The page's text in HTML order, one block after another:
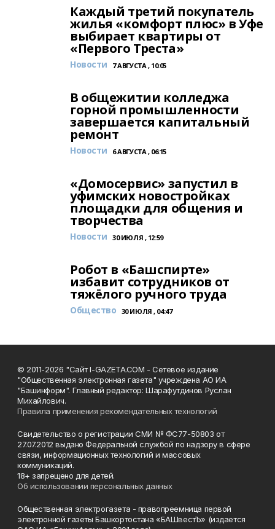
Каждый третий покупатель
жилья «комфорт плюс» в Уфе
выбирает квартиры от
«Первого Треста»
Новости 7 АВГУСТА , 10:05
В общежитии колледжа
горной промышленности
завершается капитальный
ремонт
Новости 6 АВГУСТА , 06:15
«Домосервис» запустил в
уфимских новостройках
площадки для общения и
творчества
Новости 30 ИЮЛЯ , 12:59
Робот в «Башспирте»
избавит сотрудников от
тяжёлого ручного труда
Общество 30 ИЮЛЯ , 04:47
© 2011-2026 "Сайт I-GAZETA.COM - Сетевое издание
"Общественная электронная газета" учреждена АО ИА
"Башинформ". Главный редактор: Шарафутдинов Руслан
Михайлович.
Правила применения рекомендательных технологий
Свидетельство о регистрации СМИ № ФС77-50803 от
27.07.2012 выдано Федеральной службой по надзору в сфере
связи, информационных технологий и массовых
коммуникаций.
18+ запрещено для детей.
Об использовании персональных данных
Общественная электрогазета - правопреемница первой
электронной газеты Башкортостана «БАШвестЪ» (издается